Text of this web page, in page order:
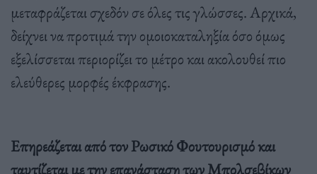
μεταφράζεται σχεδόν σε όλες τις γλώσσες. Αρχικά,
δείχνει να προτιμά την ομοιοκαταληξία όσο όμως
εξελίσσεται περιορίζει το μέτρο και ακολουθεί πιο
ελεύθερες μορφές έκφρασης.
Επηρεάζεται από τον Ρωσικό Φουτουρισμό και
ταυτίζεται με την επανάσταση των Μπολσεβίκων